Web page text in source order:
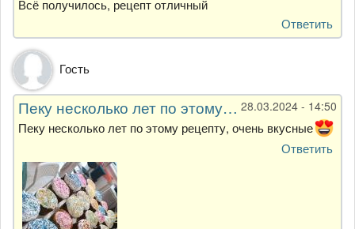
Всё получилось, рецепт отличный
Ответить
Гость
28.03.2024 - 14:50
Пеку несколько лет по этому…
Пеку несколько лет по этому рецепту, очень вкусные
Ответить